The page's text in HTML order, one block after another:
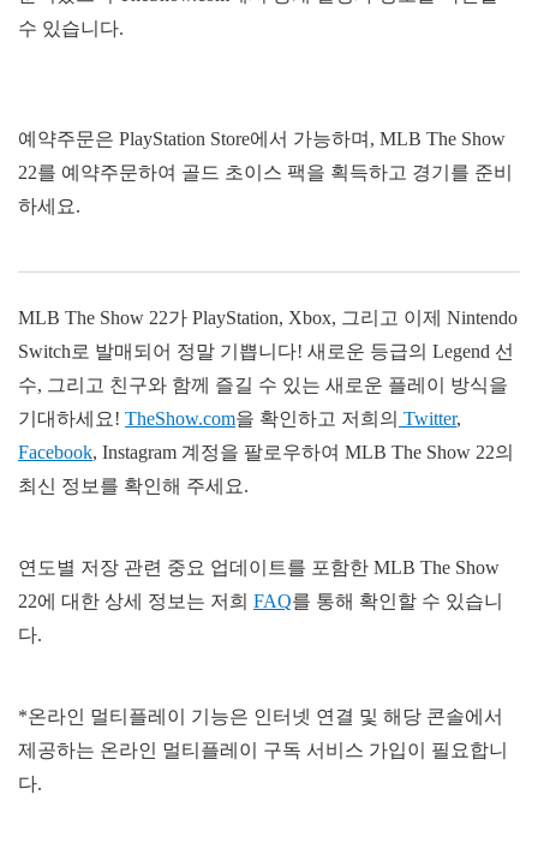
수 있습니다.
예약주문은 PlayStation Store에서 가능하며, MLB The Show
22를 예약주문하여 골드 초이스 팩을 획득하고 경기를 준비
하세요.
MLB The Show 22가 PlayStation, Xbox, 그리고 이제 Nintendo
Switch로 발매되어 정말 기쁩니다! 새로운 등급의 Legend 선
수, 그리고 친구와 함께 즐길 수 있는 새로운 플레이 방식을
기대하세요! TheShow.com을 확인하고 저희의 Twitter,
Facebook, Instagram 계정을 팔로우하여 MLB The Show 22의
최신 정보를 확인해 주세요.
연도별 저장 관련 중요 업데이트를 포함한 MLB The Show
22에 대한 상세 정보는 저희 FAQ를 통해 확인할 수 있습니
다.
*온라인 멀티플레이 기능은 인터넷 연결 및 해당 콘솔에서
제공하는 온라인 멀티플레이 구독 서비스 가입이 필요합니
다.